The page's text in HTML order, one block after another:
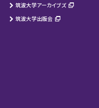
筑波大学アーカイブズ
筑波大学出版会